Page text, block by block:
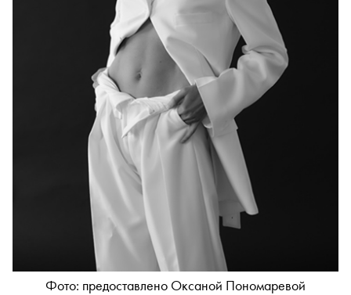
Фото: предоставлено Оксаной Пономаревой